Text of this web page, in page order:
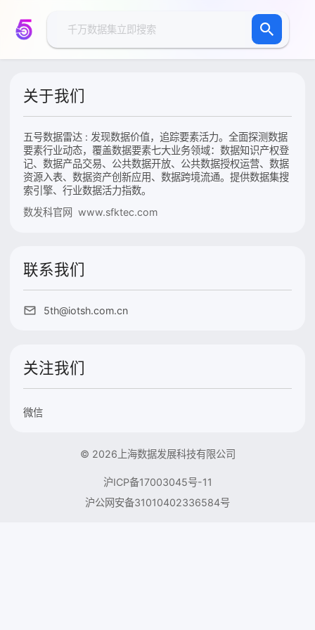
关于我们
五号数据雷达 : 发现数据价值，追踪要素活力。全面探测数据
要素行业动态，覆盖数据要素七大业务领域：数据知识产权登
记、数据产品交易、公共数据开放、公共数据授权运营、数据
资源入表、数据资产创新应用、数据跨境流通。提供数据集搜
索引擎、行业数据活力指数。
数发科官网 www.sfktec.com
联系我们
5th@iotsh.com.cn
关注我们
微信
© 2026上海数据发展科技有限公司
沪ICP备17003045号-11
沪公网安备31010402336584号